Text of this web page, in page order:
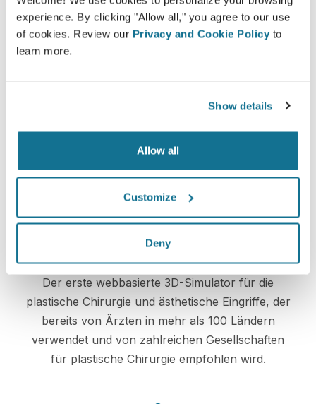
experience. By clicking "Allow all," you agree to our use
of cookies. Review our Privacy and Cookie Policy to
learn more.
Show details
Allow all
Customize
Deny
Privatsphäre zu jeder Zeit zu schützen. Unsere
Server sind allesamt vollständig verschlüsselt,
wodurch die Sicherheit und der Schutz Ihrer
Daten garantiert werden.
Spitzentechnologie
Der erste webbasierte 3D-Simulator für die
plastische Chirurgie und ästhetische Eingriffe, der
bereits von Ärzten in mehr als 100 Ländern
verwendet und von zahlreichen Gesellschaften
für plastische Chirurgie empfohlen wird.